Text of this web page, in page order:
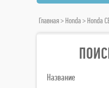
Главная> Honda > Honda
Название